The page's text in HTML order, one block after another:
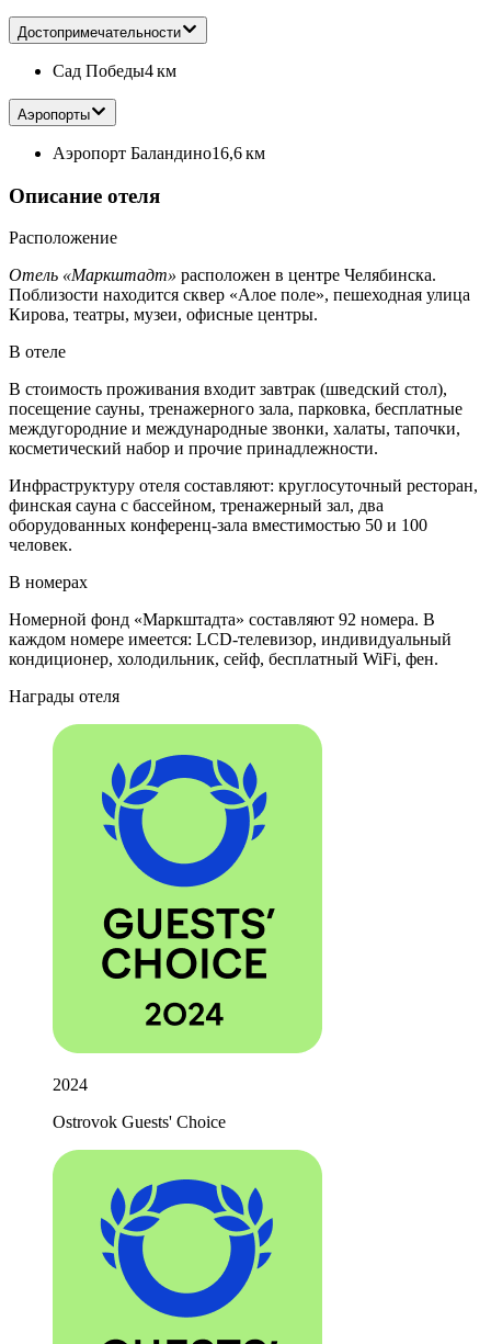
Достопримечательности
Сад Победы4 км
Аэропорты
Аэропорт Баландино16,6 км
Описание отеля
Расположение
Отель «Маркштадт» расположен в центре Челябинска.
Поблизости находится сквер «Алое поле», пешеходная улица
Кирова, театры, музеи, офисные центры.
В отеле
В стоимость проживания входит завтрак (шведский стол),
посещение сауны, тренажерного зала, парковка, бесплатные
междугородние и международные звонки, халаты, тапочки,
косметический набор и прочие принадлежности.
Инфраструктуру отеля составляют: круглосуточный ресторан,
финская сауна с бассейном, тренажерный зал, два
оборудованных конференц-зала вместимостью 50 и 100
человек.
В номерах
Номерной фонд «Маркштадта» составляют 92 номера. В
каждом номере имеется: LCD-телевизор, индивидуальный
кондиционер, холодильник, сейф, бесплатный WiFi, фен.
Награды отеля
2024
Ostrovok Guests' Choice